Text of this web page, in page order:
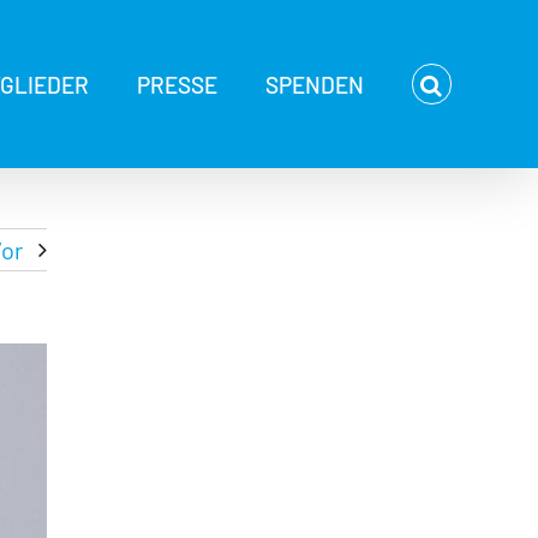
PRESSE SPENDEN